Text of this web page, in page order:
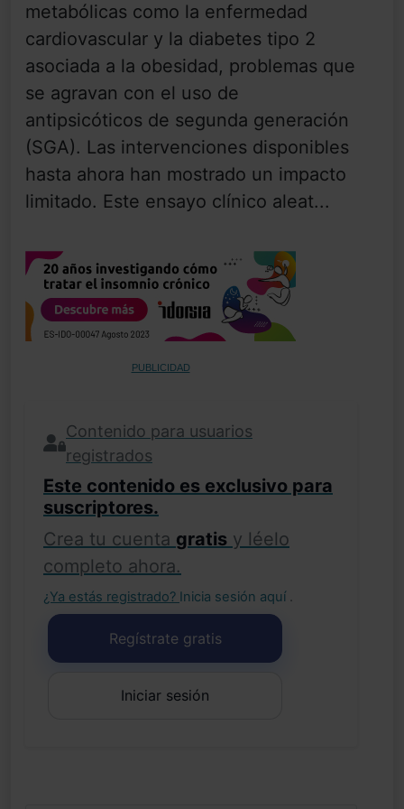
metabólicas como la enfermedad
cardiovascular y la diabetes tipo 2
asociada a la obesidad, problemas que
se agravan con el uso de
antipsicóticos de segunda generación
(SGA). Las intervenciones disponibles
hasta ahora han mostrado un impacto
limitado. Este ensayo clínico aleat...
PUBLICIDAD
Contenido para usuarios
registrados
Este contenido es exclusivo para
suscriptores.
Crea tu cuenta gratis y léelo
completo ahora.
¿Ya estás registrado? Inicia sesión aquí .
Regístrate gratis
Iniciar sesión